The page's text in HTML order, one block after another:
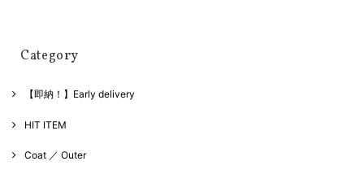
Category
【即納！】Early delivery
HIT ITEM
Coat ／ Outer